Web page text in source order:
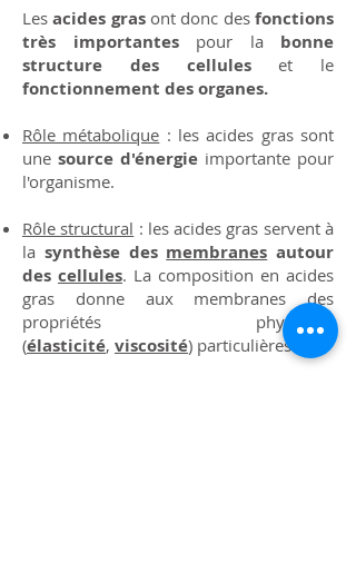
Lesacides grasont donc desfonctions
très importantespour la bonne
structure des celluleset le
fonctionnement des organes.
Rôle métabolique : les acides gras sont
une source d'énergie importante pour
l'organisme.
Rôle structural : les acides gras servent à
la synthèse des membranes autour
des cellules. La composition en acides
gras donne aux membranes des
propriétés physiques
(élasticité, viscosité) particulières.